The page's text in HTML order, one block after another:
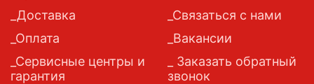
Доставка
Оплата
Сервисные центры и
гарантия
Связаться с нами
Вакансии
Заказать обратный
звонок